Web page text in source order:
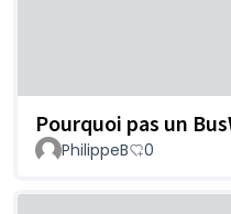
Pourquoi pas un
PhilippeB 0